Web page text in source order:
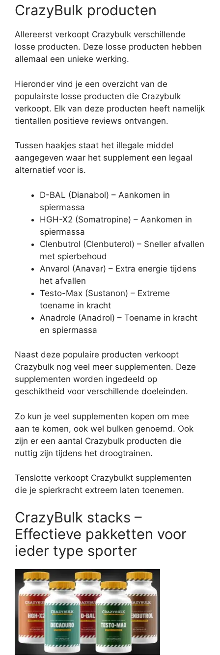
CrazyBulk producten
Allereerst verkoopt Crazybulk verschillende
losse producten. Deze losse producten hebben
allemaal een unieke werking.
Hieronder vind je een overzicht van de
populairste losse producten die Crazybulk
verkoopt. Elk van deze producten heeft namelijk
tientallen positieve reviews ontvangen.
Tussen haakjes staat het illegale middel
aangegeven waar het supplement een legaal
alternatief voor is.
D-BAL (Dianabol) – Aankomen in
spiermassa
HGH-X2 (Somatropine) – Aankomen in
spiermassa
Clenbutrol (Clenbuterol) – Sneller afvallen
met spierbehoud
Anvarol (Anavar) – Extra energie tijdens
het afvallen
Testo-Max (Sustanon) – Extreme
toename in kracht
Anadrole (Anadrol) – Toename in kracht
en spiermassa
Naast deze populaire producten verkoopt
Crazybulk nog veel meer supplementen. Deze
supplementen worden ingedeeld op
geschiktheid voor verschillende doeleinden.
Zo kun je veel supplementen kopen om mee
aan te komen, ook wel bulken genoemd. Ook
zijn er een aantal Crazybulk producten die
nuttig zijn tijdens het droogtrainen.
Tenslotte verkoopt Crazybulkt supplementen
die je spierkracht extreem laten toenemen.
CrazyBulk stacks –
Effectieve pakketten voor
ieder type sporter